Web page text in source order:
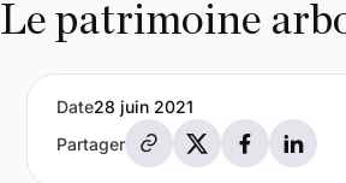
Le patrimoine
PartagerPartager par e-mail
Partager sur X
Partager sur
Date28 juin 2021